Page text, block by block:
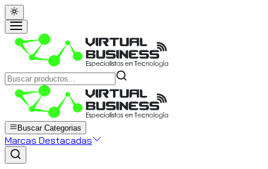
Buscar Categorias
Marcas Destacadas